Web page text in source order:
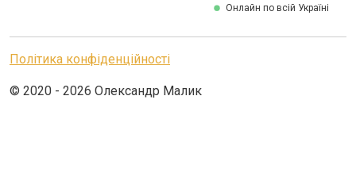
Онлайн по всій Україні
Політика конфіденційності
© 2020 - 2026 Олександр Малик